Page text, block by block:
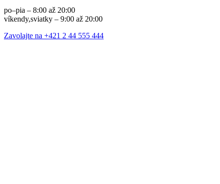
po–pia – 8:00 až 20:00
víkendy,sviatky – 9:00 až 20:00
Zavolajte na +421 2 44 555 444